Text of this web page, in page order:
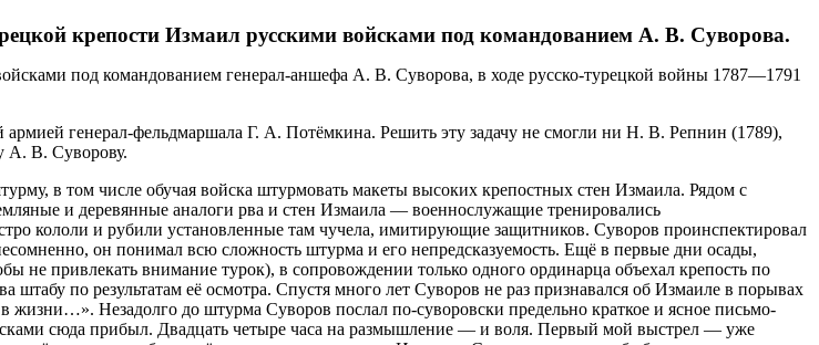
крепости Измаил русскими войсками под командованием А. В. Суворова.
под командованием генерал-аншефа А. В. Суворова, в ходе русско-турецкой войны 1787—1791
генерал-фельдмаршала Г. А. Потёмкина. Решить эту задачу не смогли ни Н. В. Репнин (1789),
А. В. Суворову.
в том числе обучая войска штурмовать макеты высоких крепостных стен Измаила. Рядом с
и деревянные аналоги рва и стен Измаила — военнослужащие тренировались
кололи и рубили установленные там чучела, имитирующие защитников. Суворов проинспектировал
он понимал всю сложность штурма и его непредсказуемость. Ещё в первые дни осады,
привлекать внимание турок), в сопровождении только одного ординарца объехал крепость по
по результатам её осмотра. Спустя много лет Суворов не раз признавался об Измаиле в порывах
Незадолго до штурма Суворов послал по-суворовски предельно краткое и ясное письмо-
сюда прибыл. Двадцать четыре часа на размышление — и воля. Первый мой выстрел — уже